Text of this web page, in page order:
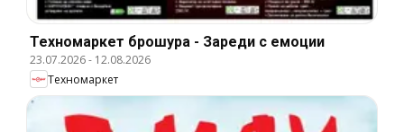
Техномаркет брошура - Зареди с емоции
23.07.2026- 12.08.2026
Техномаркет